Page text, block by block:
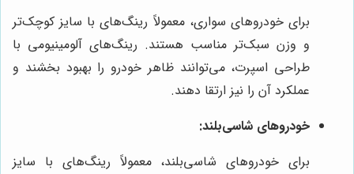
برای خودروهای سواری، معمولاً رینگ‌های با سایز کوچک‌تر
و وزن سبک‌تر مناسب هستند. رینگ‌های آلومینیومی با
طراحی اسپرت، می‌توانند ظاهر خودرو را بهبود بخشند و
عملکرد آن را نیز ارتقا دهند.
خودروهای شاسی‌بلند:
برای خودروهای شاسی‌بلند، معمولاً رینگ‌های با سایز